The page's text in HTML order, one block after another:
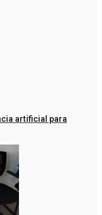
artificial para